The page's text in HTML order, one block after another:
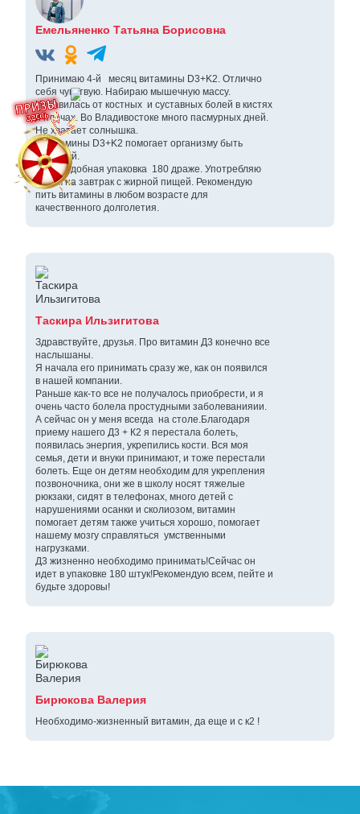
Емельяненко Татьяна Борисовна
Принимаю 4-й месяц витамины D3+K2. Отлично
себя чувствую. Набираю мышечную массу.
Избавилась от костных и суставных болей в кистях
и плечах. Во Владивостоке много пасмурных дней.
Не хватает солнышка.
А витамины D3+K2 помогает организму быть
активной.
Очень удобная упаковка 180 драже. Употребляю
утром на завтрак с жирной пищей. Рекомендую
пить витамины в любом возрасте для
качественного долголетия.
Таскира Ильзигитова
Здравствуйте, друзья. Про витамин Д3 конечно все
наслышаны.
Я начала его принимать сразу же, как он появился
в нашей компании.
Раньше как-то все не получалось приобрести, и я
очень часто болела простудными заболеванияии.
А сейчас он у меня всегда на столе.Благодаря
приему нашего Д3 + К2 я перестала болеть,
появилась энергия, укрепились кости. Вся моя
семья, дети и внуки принимают, и тоже перестали
болеть. Еще он детям необходим для укрепления
позвоночника, они же в школу носят тяжелые
рюкзаки, сидят в телефонах, много детей с
нарушениями осанки и сколиозом, витамин
помогает детям также учиться хорошо, помогает
нашему мозгу справляться умственными
нагрузками.
Д3 жизненно необходимо принимать!Сейчас он
идет в упаковке 180 штук!Рекомендую всем, пейте и
будьте здоровы!
Бирюкова Валерия
Необходимо-жизненный витамин, да еще и с к2 !